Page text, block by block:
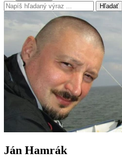
Hľadať
Ján Hamrák